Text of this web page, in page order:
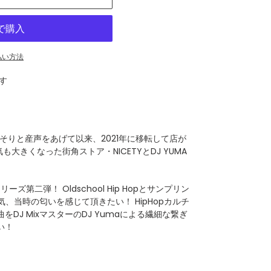
方法
りと産声をあげて以来、2021年に移転して店が
大きくなった街角ストア・NICETYとDJ YUMA
ーズ第二弾！ Oldschool Hip Hopとサンプリン
、当時の匂いを感じて頂きたい！ HipHopカルチ
をDJ MixマスターのDJ Yumaによる繊細な繋ぎ